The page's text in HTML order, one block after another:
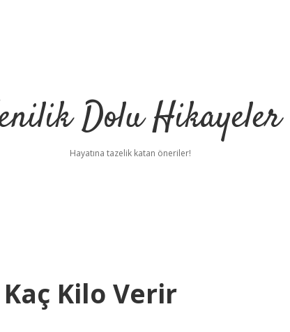
Dolu Hikayeler
Hayatına tazelik katan öneriler!
Kilo Verir